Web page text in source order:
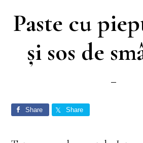
Paste cu
și sos de
Share Share